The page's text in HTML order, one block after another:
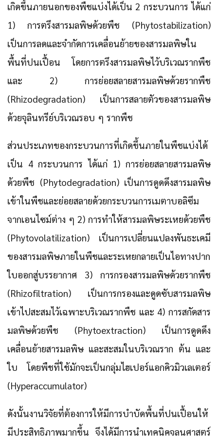
เกิดขึ้นภายนอกของพืชแบ่งได้เป็น 2 กระบวนการ ได้แก่
1) การตรึงสารมลพิษด้วยพืช (Phytostabilization)
เป็นการลดและจำกัดการเคลื่อนย้ายของสารมลพิษใน
พื้นที่ปนเปื้อน โดยการตรึงสารมลพิษไว้บริเวณรากพืช
และ 2) การย่อยสลายสารมลพิษด้วยรากพืช
(Rhizodegradation) เป็นการสลายตัวของสารมลพิษ
ด้วยจุลินทรีย์บริเวณรอบ ๆ รากพืช
ส่วนประเภทของกระบวนการที่เกิดขึ้นภายในพืชแบ่งได้
เป็น 4 กระบวนการ ได้แก่ 1) การย่อยสลายสารมลพิษ
ด้วยพืช (Phytodegradation)เป็นการดูดดึงสารมลพิษ
เข้าในพืชและย่อยสลายด้วยกระบวนการเมตาบอลิซึม
จากเอนไซม์ต่าง ๆ 2) การทำให้สารมลพิษระเหยด้วยพืช
(Phytovolatilization) เป็นการเปลี่ยนแปลงพันธะเคมี
ของสารมลพิษภายในพืชและระเหยกลายเป็นไอทางปาก
ใบออกสู่บรรยากาศ 3) การกรองสารมลพิษด้วยรากพืช
(Rhizofiltration) เป็นการกรองและดูดซับสารมลพิษ
เข้าไปสะสมไว้เฉพาะบริเวณรากพืช และ 4) การสกัดสาร
มลพิษด้วยพืช (Phytoextraction) เป็นการดูดดึง
เคลื่อนย้ายสารมลพิษ และสะสมในบริเวณราก ต้น และ
ใบ โดยพืชที่ใช้มักจะเป็นกลุ่มไฮเปอร์แอกคิวมิวเลเตอร์
(Hyperaccumulator)
ดังนั้นงานวิจัยที่ต้องการให้มีการบำบัดพื้นที่ปนเปื้อนให้
มีประสิทธิภาพมากขึ้น จึงได้มีการนำเทคนิคจลนศาสตร์